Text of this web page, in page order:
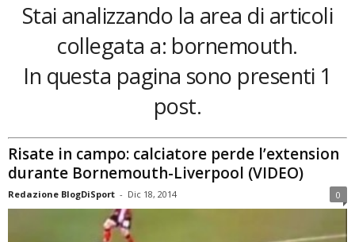
Stai analizzando la area di articoli
collegata a: bornemouth.
In questa pagina sono presenti 1
post.
Risate in campo: calciatore perde l’extension
durante Bornemouth-Liverpool (VIDEO)
Redazione BlogDiSport - Dic 18, 2014 0